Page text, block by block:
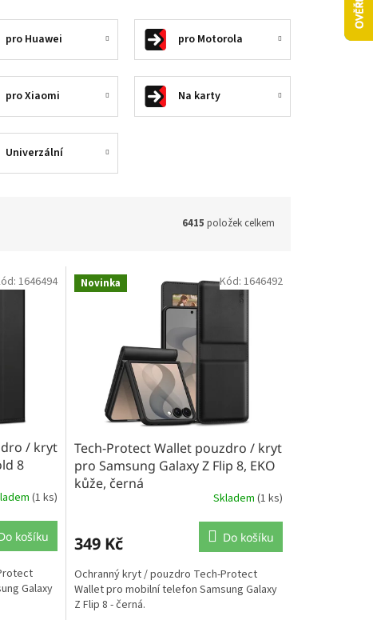
pro Huawei pro Motorola
pro Xiaomi Na karty
Univerzální
6415 položek celkem
/ kryt
8
(1 ks)
košíku
Galaxy
1646494 Novinka
Tech-Protect Wallet pouzdro / kryt
pro Samsung Galaxy Z Flip 8, EKO
kůže, černá
Skladem (1 ks)
349 Kč Do košíku
Ochranný kryt / pouzdro Tech-Protect
Wallet pro mobilní telefon Samsung Galaxy
Z Flip 8 - černá.
Kód: 1646492